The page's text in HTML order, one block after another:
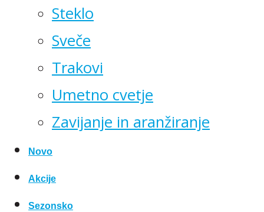
Steklo
Sveče
Trakovi
Umetno cvetje
Zavijanje in aranžiranje
Novo
Akcije
Sezonsko